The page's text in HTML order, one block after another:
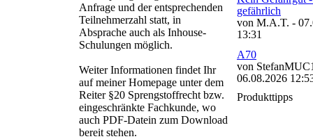
Anfrage und der entsprechenden
Teilnehmerzahl statt, in
Absprache auch als Inhouse-
Schulungen möglich.
Weiter Informationen findet Ihr
auf meiner Homepage unter dem
Reiter §20 Sprengstoffrecht bzw.
eingeschränkte Fachkunde, wo
auch PDF-Datein zum Download
bereit stehen.
gefährlich
von M.A.T. -
13:31
A70
von
06.08.2026
Produkttipps